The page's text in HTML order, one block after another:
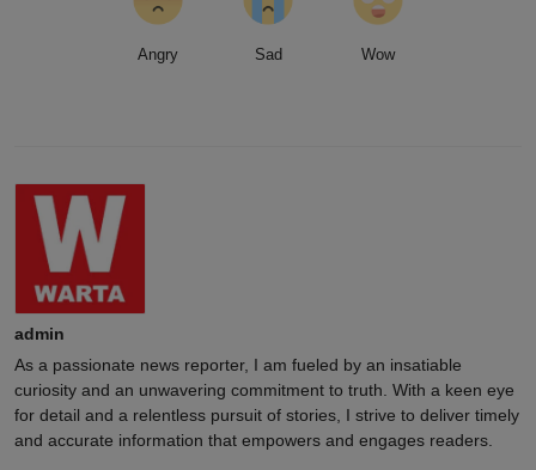
Angry Sad Wow
admin
As a passionate news reporter, I am fueled by an insatiable
curiosity and an unwavering commitment to truth. With a keen eye
for detail and a relentless pursuit of stories, I strive to deliver timely
and accurate information that empowers and engages readers.